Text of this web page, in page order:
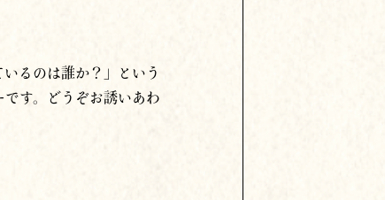
るのは誰か？」という
す。どうぞお誘いあわ